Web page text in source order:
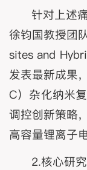
针对上述
徐钧国教授团
sites and
发表最新成果
C）杂化纳米
调控创新策略
高容量锂离子
2.核心研